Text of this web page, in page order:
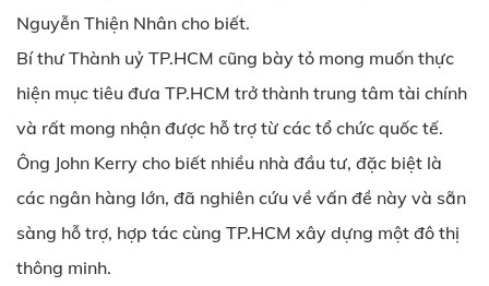
Nguyễn Thiện Nhân cho biết.
Bí thư Thành uỷ TP.HCM cũng bày tỏ mong muốn thực
hiện mục tiêu đưa TP.HCM trở thành trung tâm tài chính
và rất mong nhận được hỗ trợ từ các tổ chức quốc tế.
Ông John Kerry cho biết nhiều nhà đầu tư, đặc biệt là
các ngân hàng lớn, đã nghiên cứu về vấn đề này và sẵn
sàng hỗ trợ, hợp tác cùng TP.HCM xây dựng một đô thị
thông minh.